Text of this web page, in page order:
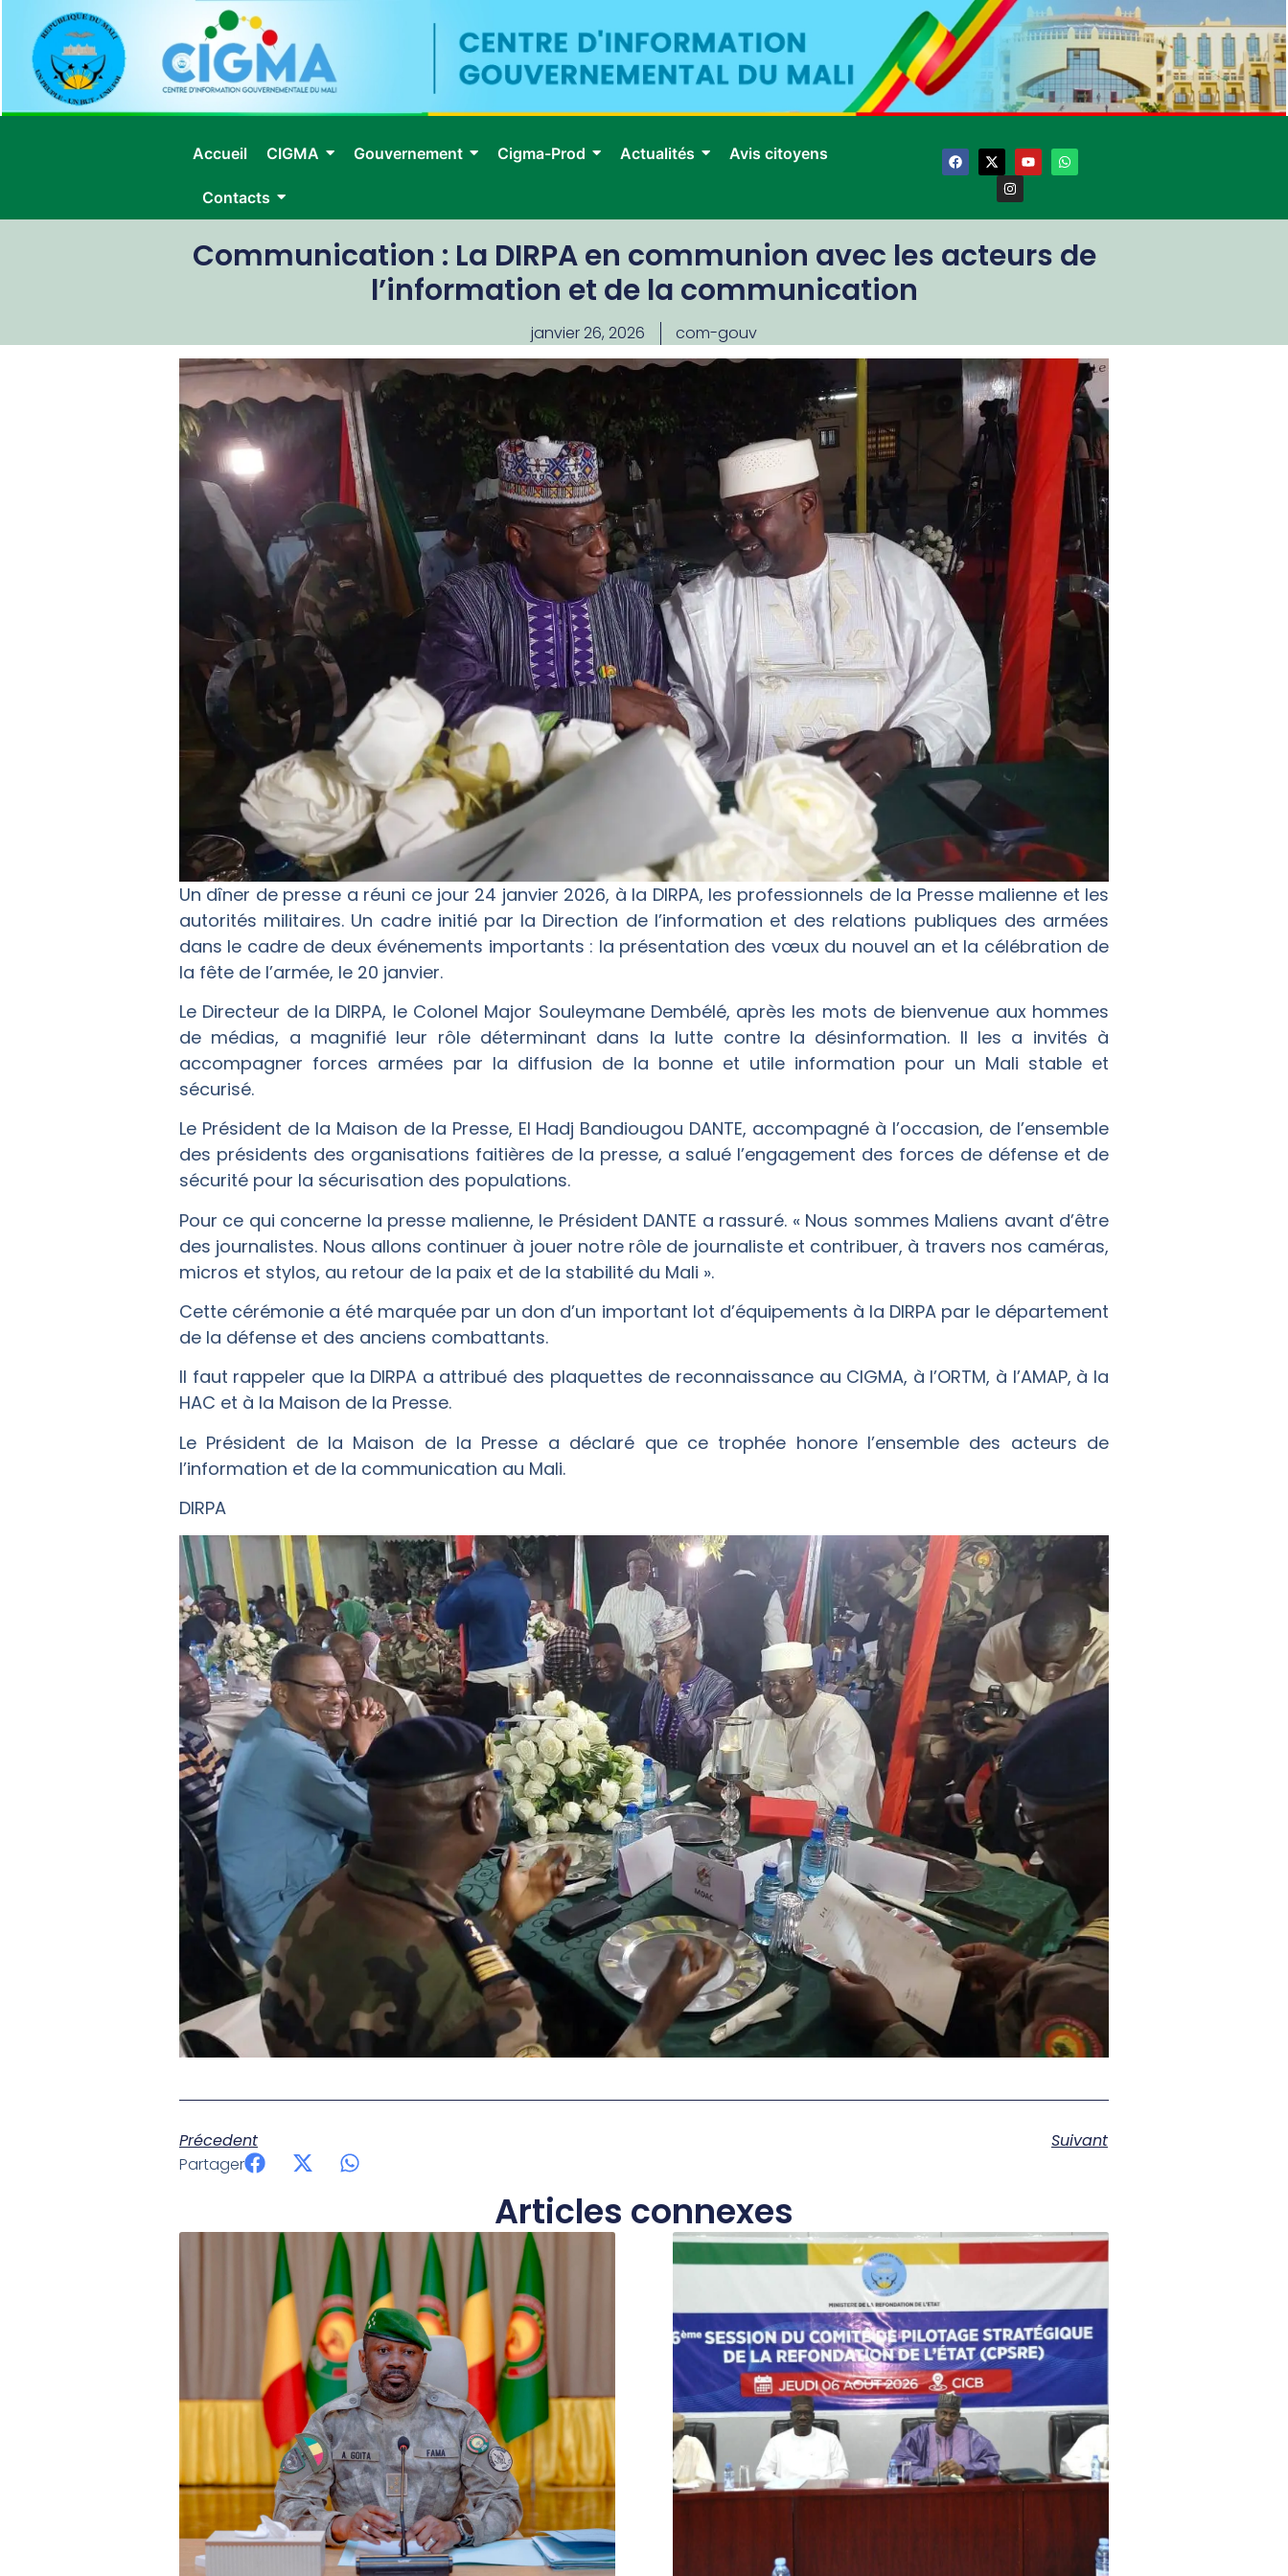
Accueil CIGMA Gouvernement Cigma-Prod Actualités Avis citoyens
Contacts
Communication : La DIRPA en communion avec les acteurs de
l’information et de la communication
janvier 26, 2026 com-gouv
Un dîner de presse a réuni ce jour 24 janvier 2026, à la DIRPA, les professionnels de la Presse malienne et les
autorités militaires. Un cadre initié par la Direction de l’information et des relations publiques des armées
dans le cadre de deux événements importants : la présentation des vœux du nouvel an et la célébration de
la fête de l’armée, le 20 janvier.
Le Directeur de la DIRPA, le Colonel Major Souleymane Dembélé, après les mots de bienvenue aux hommes
de médias, a magnifié leur rôle déterminant dans la lutte contre la désinformation. Il les a invités à
accompagner forces armées par la diffusion de la bonne et utile information pour un Mali stable et
sécurisé.
Le Président de la Maison de la Presse, El Hadj Bandiougou DANTE, accompagné à l’occasion, de l’ensemble
des présidents des organisations faitières de la presse, a salué l’engagement des forces de défense et de
sécurité pour la sécurisation des populations.
Pour ce qui concerne la presse malienne, le Président DANTE a rassuré. « Nous sommes Maliens avant d’être
des journalistes. Nous allons continuer à jouer notre rôle de journaliste et contribuer, à travers nos caméras,
micros et stylos, au retour de la paix et de la stabilité du Mali ».
Cette cérémonie a été marquée par un don d’un important lot d’équipements à la DIRPA par le département
de la défense et des anciens combattants.
Il faut rappeler que la DIRPA a attribué des plaquettes de reconnaissance au CIGMA, à l’ORTM, à l’AMAP, à la
HAC et à la Maison de la Presse.
Le Président de la Maison de la Presse a déclaré que ce trophée honore l’ensemble des acteurs de
l’information et de la communication au Mali.
DIRPA
Précedent
Suivant
Partager
Articles connexes